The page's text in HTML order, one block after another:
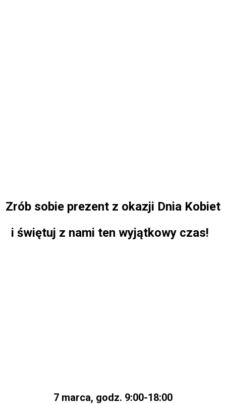
Zrób sobie prezent z okazji Dnia Kobiet
i świętuj z nami ten wyjątkowy czas!
7 marca, godz. 9:00-18:00